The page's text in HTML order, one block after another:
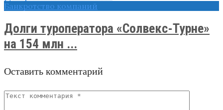
Банкротство компаний
Долги туроператора «Солвекс-Турне»
на 154 млн ...
Оставить комментарий